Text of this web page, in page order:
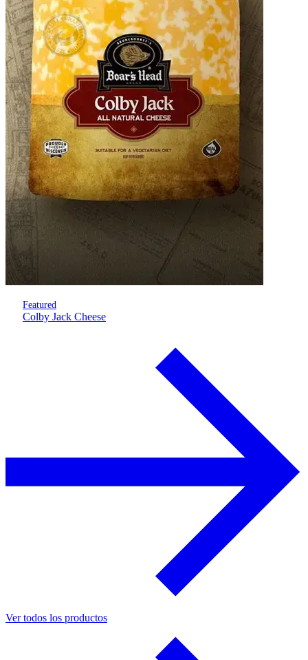
Featured
Colby Jack Cheese
Ver todos los productos